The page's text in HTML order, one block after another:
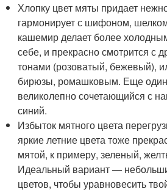
Хлопку цвет мяты придает
гармонирует с шифоном,
кашемир делает более
себе, и прекрасно смотрится с
тонами (розоватый, бежевый),
бирюзы, ромашковым. Еще один
великолепно сочетающийся с
синий.
Избыток мятного цвета
яркие летние цвета тоже
мятой, к примеру, зеленый,
Идеальный вариант —
цветов, чтобы уравновесить